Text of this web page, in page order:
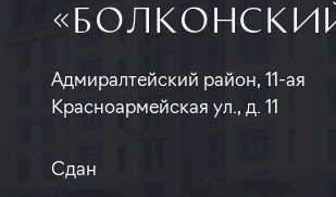
Адмиралтейский район, 11-ая
Красноармейская ул., д. 11
Сдан